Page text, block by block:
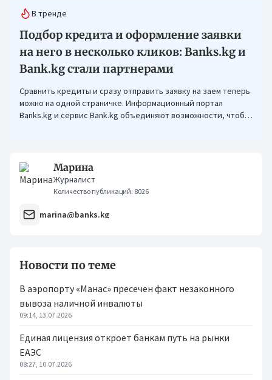
В тренде
Подбор кредита и оформление заявки
на него в несколько кликов: Banks.kg и
Bank.kg стали партнерами
Сравнить кредиты и сразу отправить заявку на заем теперь
можно на одной страничке. Информационный портал
Banks.kg и сервис Bank.kg объединяют возможности, чтобы
Марина
Журналист
Количество публикаций: 8026
marina@banks.kg
Новости по теме
В аэропорту «Манас» пресечен факт незаконного
вывоза наличной инвалюты
09:14, 13.07.2026
Единая лицензия откроет банкам путь на рынки
ЕАЭС
08:27, 10.07.2026